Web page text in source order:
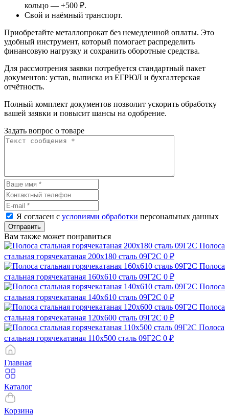
кольцо — +500 ₽.
Свой и наёмный транспорт.
Приобретайте металлопрокат без немедленной оплаты. Это
удобный инструмент, который помогает распределить
финансовую нагрузку и сохранить оборотные средства.
Для рассмотрения заявки потребуется стандартный пакет
документов: устав, выписка из ЕГРЮЛ и бухгалтерская
отчётность.
Полный комплект документов позволит ускорить обработку
вашей заявки и повысит шансы на одобрение.
Задать вопрос о товаре
Я согласен с условиями обработки персональных данных
Отправить
Вам также может понравиться
Полоса
стальная горячекатаная 200х180 сталь 09Г2С 0 ₽
Полоса
стальная горячекатаная 160х610 сталь 09Г2С 0 ₽
Полоса
стальная горячекатаная 140х610 сталь 09Г2С 0 ₽
Полоса
стальная горячекатаная 120х600 сталь 09Г2С 0 ₽
Полоса
стальная горячекатаная 110х500 сталь 09Г2С 0 ₽
Главная
Каталог
Корзина